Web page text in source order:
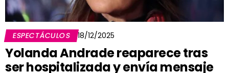
ESPECTÁCULOS 18/12/2025
Yolanda Andrade reaparece tras
ser hospitalizada y envía mensaje